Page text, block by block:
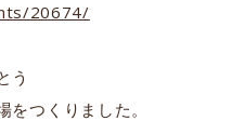
20674/
う
つくりました。